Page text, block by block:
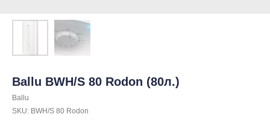
Ballu BWH/S 80 Rodon (80л.)
Ballu
SKU: BWH/S 80 Rodon